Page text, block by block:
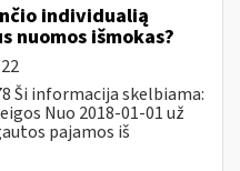
individualią
nuomos išmokas?
Ši informacija skelbiama:
Nuo 2018-01-01 už
pajamos iš